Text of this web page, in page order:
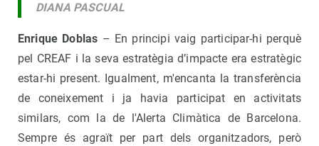
DIANA PASCUAL
Enrique Doblas – En principi vaig participar-hi perquè
pel CREAF i la seva estratègia d’impacte era estratègic
estar-hi present. Igualment, m'encanta la transferència
de coneixement i ja havia participat en activitats
similars, com la de l'Alerta Climàtica de Barcelona.
Sempre és agraït per part dels organitzadors, però